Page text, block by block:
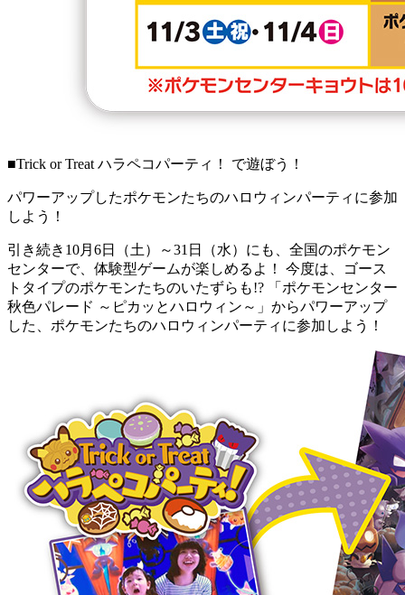
■Trick or Treat ハラペコパーティ！ で遊ぼう！
パワーアップしたポケモンたちのハロウィンパーティに参加
しよう！
引き続き10月6日（土）～31日（水）にも、全国のポケモン
センターで、体験型ゲームが楽しめるよ！ 今度は、ゴース
トタイプのポケモンたちのいたずらも!? 「ポケモンセンター
秋色パレード ～ピカッとハロウィン～」からパワーアップ
した、ポケモンたちのハロウィンパーティに参加しよう！